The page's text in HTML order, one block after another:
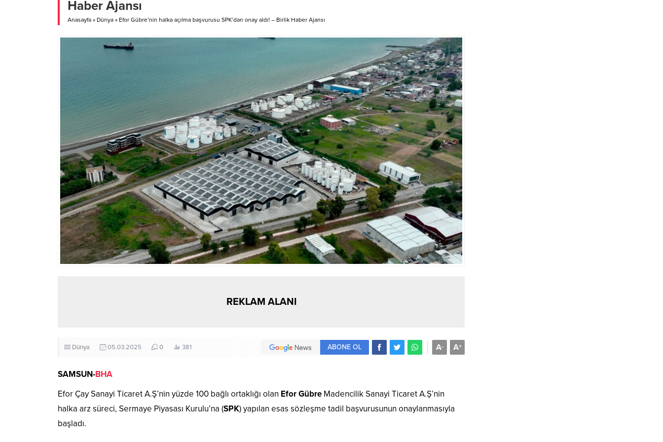
emniyet kemeri kullanımının...
Haber Ajansı
Anasayfa » Dünya » Efor Gübre’nin halka açılma başvurusu SPK’dan onay aldı! – Birlik Haber Ajansı
REKLAM ALANI
Dünya 05.03.2025 0 381 A+
A-
ABONE OL
SAMSUN-BHA
Efor Çay Sanayi Ticaret A.Ş’nin yüzde 100 bağlı ortaklığı olan Efor Gübre Madencilik Sanayi Ticaret A.Ş’nin
halka arz süreci, Sermaye Piyasası Kurulu’na (SPK) yapılan esas sözleşme tadil başvurusunun onaylanmasıyla
başladı.